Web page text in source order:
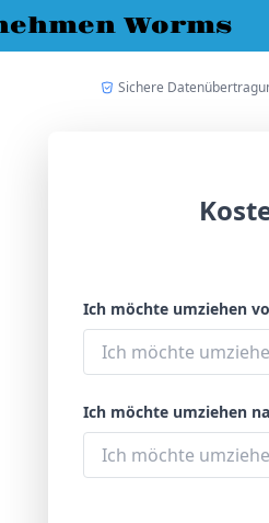
Worms
Sichere
Ich möchte umziehen
Ich möchte umziehen